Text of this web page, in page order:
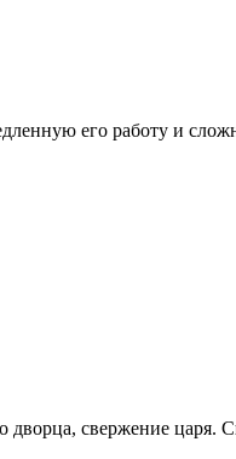
его работу и
свержение царя.